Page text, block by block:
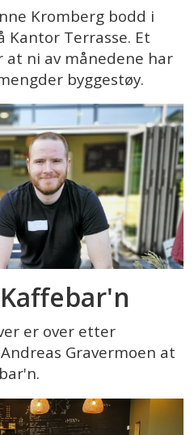
Kromberg bodd i
Terrasse. Et
at ni av månedene har
byggestøy.
er over etter
Gravermoen at